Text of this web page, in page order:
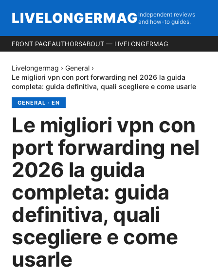
LIVELONGERMAG Independent reviews
and how-to guides.
FRONT PAGEAUTHORSABOUT — LIVELONGERMAG
Livelongermag › General ›
Le migliori vpn con port forwarding nel 2026 la guida
completa: guida definitiva, quali scegliere e come usarle
GENERAL · EN
Le migliori vpn con
port forwarding nel
2026 la guida
completa: guida
definitiva, quali
scegliere e come
usarle